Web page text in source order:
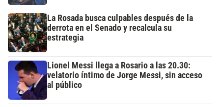
La Rosada busca culpables después de la
derrota en el Senado y recalcula su
estrategia
Lionel Messi llega a Rosario a las 20.30:
velatorio íntimo de Jorge Messi, sin acceso
al público